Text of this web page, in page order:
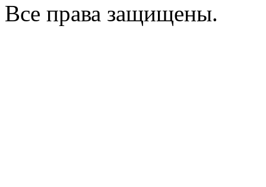
Все права защищены.